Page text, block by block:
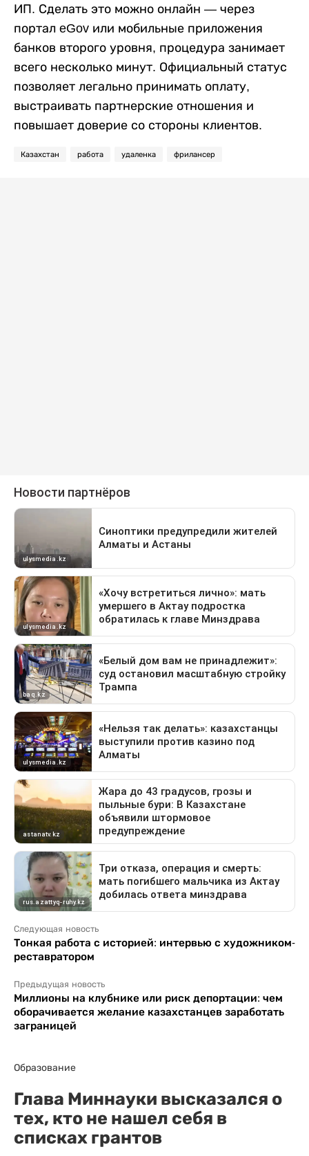
ИП. Сделать это можно онлайн — через
портал eGov или мобильные приложения
банков второго уровня, процедура занимает
всего несколько минут. Официальный статус
позволяет легально принимать оплату,
выстраивать партнерские отношения и
повышает доверие со стороны клиентов.
Казахстан работа удаленка фрилансер
Следующая новость
Тонкая работа с историей: интервью с художником-
реставратором
Предыдущая новость
Миллионы на клубнике или риск депортации: чем
оборачивается желание казахстанцев заработать
заграницей
Образование
Глава Миннауки высказался о
тех, кто не нашел себя в
списках грантов